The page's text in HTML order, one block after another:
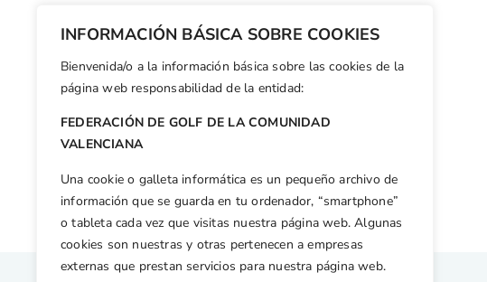
INFORMACIÓN BÁSICA SOBRE COOKIES
Bienvenida/o a la información básica sobre las cookies de la
página web responsabilidad de la entidad:
FEDERACIÓN DE GOLF DE LA COMUNIDAD
VALENCIANA
Una cookie o galleta informática es un pequeño archivo de
información que se guarda en tu ordenador, “smartphone”
o tableta cada vez que visitas nuestra página web. Algunas
cookies son nuestras y otras pertenecen a empresas
externas que prestan servicios para nuestra página web.